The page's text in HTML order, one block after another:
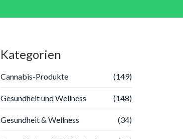
Kategorien
Cannabis-Produkte (149)
Gesundheit und Wellness (148)
Gesundheit & Wellness (34)